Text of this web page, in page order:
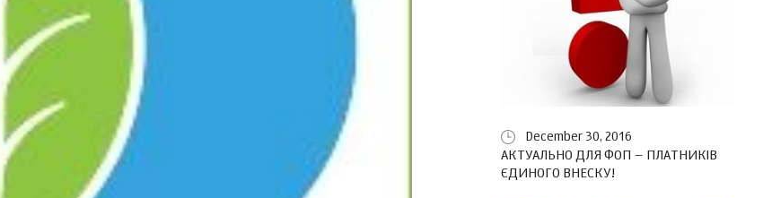
December 30, 2016
АКТУАЛЬНО ДЛЯ ФОП – ПЛАТНИКІВ
ЄДИНОГО ВНЕСКУ!